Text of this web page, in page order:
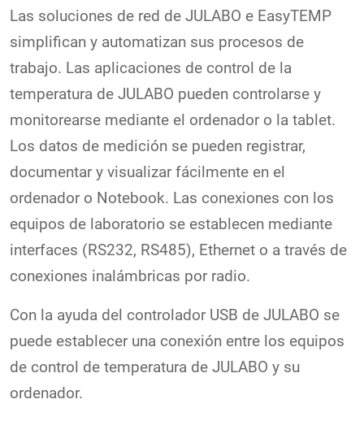
Las soluciones de red de JULABO e EasyTEMP
simplifican y automatizan sus procesos de
trabajo. Las aplicaciones de control de la
temperatura de JULABO pueden controlarse y
monitorearse mediante el ordenador o la tablet.
Los datos de medición se pueden registrar,
documentar y visualizar fácilmente en el
ordenador o Notebook. Las conexiones con los
equipos de laboratorio se establecen mediante
interfaces (RS232, RS485), Ethernet o a través de
conexiones inalámbricas por radio.
Con la ayuda del controlador USB de JULABO se
puede establecer una conexión entre los equipos
de control de temperatura de JULABO y su
ordenador.